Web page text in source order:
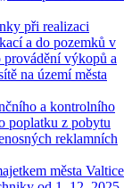
při realizaci
a do pozemků v
provádění výkopů a
na území města
a kontrolního
poplatku z pobytu
reklamních
města Valtice